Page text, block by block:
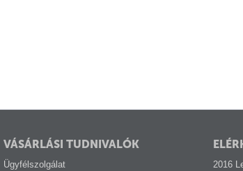
VÁSÁRLÁSI TUDNIVALÓK
Ügyfélszolgálat 2016